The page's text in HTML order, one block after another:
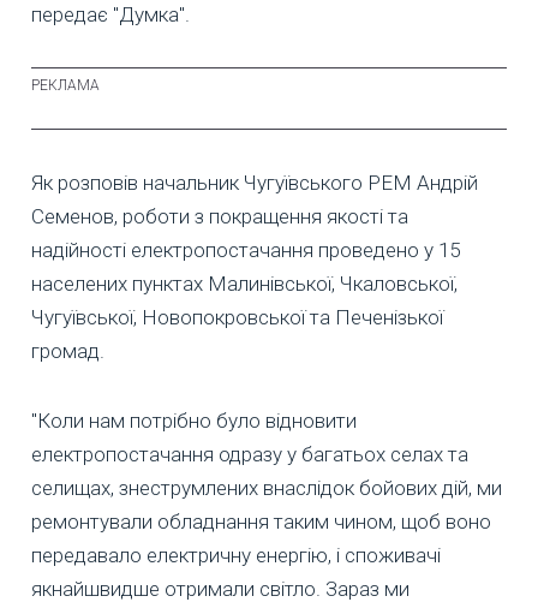
передає "Думка".
Як розповів начальник Чугуївського РЕМ Андрій
Семенов, роботи з покращення якості та
надійності електропостачання проведено у 15
населених пунктах Малинівської, Чкаловської,
Чугуївської, Новопокровської та Печенізької
громад.
"Коли нам потрібно було відновити
електропостачання одразу у багатьох селах та
селищах, знеструмлених внаслідок бойових дій, ми
ремонтували обладнання таким чином, щоб воно
передавало електричну енергію, і споживачі
якнайшвидше отримали світло. Зараз ми